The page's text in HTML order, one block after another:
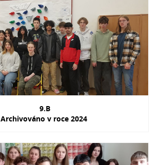
9.B
Archivováno v roce 2024